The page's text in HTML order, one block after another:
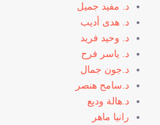
د. مفيد جميل
د. هدى أديب
د. وحيد فريد
د. ياسر فرح
د.جون جمال
د.سامح هنصر
د.هالة وديع
رانيا ماهر